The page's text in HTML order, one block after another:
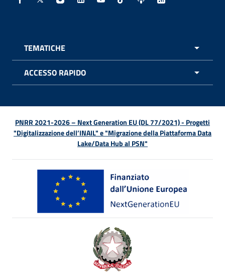
Facebook - Sito esterno - Apertura in nuova finestra
X - Sito esterno - Apertura in nuova finestra
Instagram - Sito esterno - Apertura in
Linkedin - Sito esterno - Apertura in
Youtube - Sito esterno -
TikTok - Sito esterno -
Spreaker - Sito
Feed RSS -
TEMATICHE
ACCESSO RAPIDO
PNRR 2021-2026 – Next Generation EU (DL 77/2021) - Progetti
"Digitalizzazione dell’INAIL" e "Migrazione della Piattaforma Data
Lake/Data Hub al PSN"